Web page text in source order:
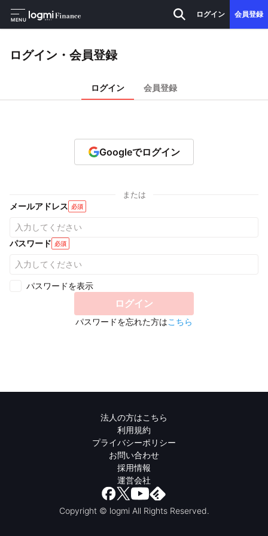
MENU
ログイン 会員登録
ログイン・会員登録
ログイン 会員登録
Googleでログイン
または
メールアドレス 必須
パスワード 必須
パスワードを表示
ログイン
パスワードを忘れた方はこちら
法人の方はこちら
利用規約
プライバシーポリシー
お問い合わせ
採用情報
運営会社
Copyright © logmi All Rights Reserved.